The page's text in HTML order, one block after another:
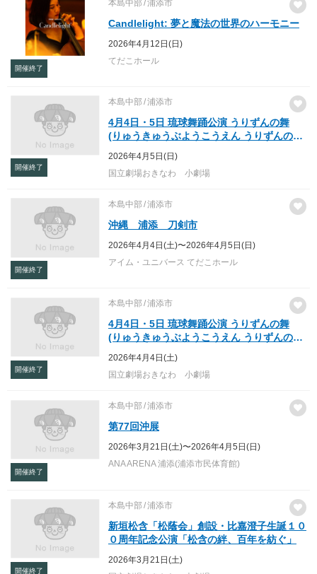
開催終了
本島中部 浦添市
Candlelight: 夢と魔法の世界のハーモニー
2026年4月12日(日)
てだこホール
開催終了
本島中部 浦添市
4月4日・5日 琉球舞踊公演 うりずんの舞
(りゅうきゅうぶようこうえん うりずんのま
2026年4月5日(日)
国立劇場おきなわ 小劇場
開催終了
本島中部 浦添市
沖縄 浦添 刀剣市
2026年4月4日(土)〜2026年4月5日(日)
アイム・ユニバース てだこホール
開催終了
本島中部 浦添市
4月4日・5日 琉球舞踊公演 うりずんの舞
(りゅうきゅうぶようこうえん うりずんのま
い) 2026/04/04 (土)
2026年4月4日(土)
国立劇場おきなわ 小劇場
開催終了
本島中部 浦添市
第77回沖展
2026年3月21日(土)〜2026年4月5日(日)
ANA ARENA 浦添(浦添市民体育館)
開催終了
本島中部 浦添市
新垣松含「松蔭会」創設・比嘉澄子生誕１０
０周年記念公演「松含の絆、百年を紡ぐ」
2026年3月21日(土)